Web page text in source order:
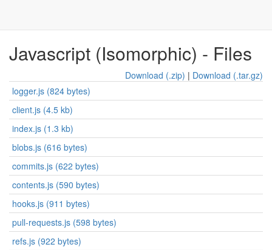
Javascript (Isomorphic) - Files
Download (.zip) | Download (.tar.gz)
logger.js (824 bytes)
client.js (4.5 kb)
index.js (1.3 kb)
blobs.js (616 bytes)
commits.js (622 bytes)
contents.js (590 bytes)
hooks.js (911 bytes)
pull-requests.js (598 bytes)
refs.js (922 bytes)